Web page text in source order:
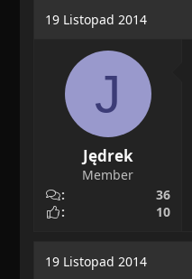
19 Listopad 2014
J
Jędrek
Member
36
10
19 Listopad 2014